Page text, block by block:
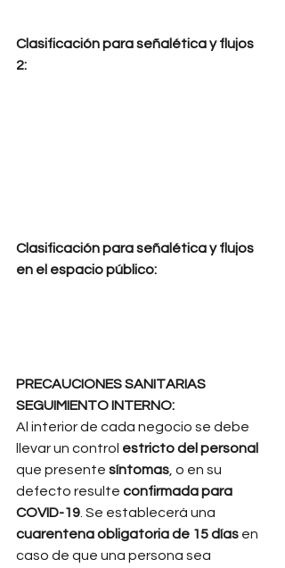
Clasificación para señalética y flujos
2:
Clasificación para señalética y flujos
en el espacio público:
PRECAUCIONES SANITARIAS
SEGUIMIENTO INTERNO:
Al interior de cada negocio se debe
llevar un control estricto del personal
que presente síntomas , o en su
defecto resulte confirmada para
COVID-19 . Se establecerá una
cuarentena obligatoria de 15 días en
caso de que una persona sea